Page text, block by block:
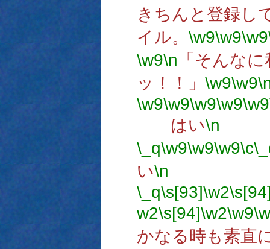
きちんと登録し
イル。 \w9\w9\w9
\w9\n 「そんな
ッ！！」 \w9\w9
\w9\w9\w9\w9\w9
はい\n
\_q\w9\w9\w9\c
い\n
\_q\s[93]\w2
w2\s[94]\w2\w9
かなる時も素直